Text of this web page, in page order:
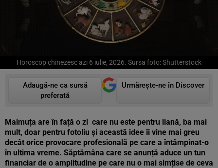
Horoscop chinezesc azi 6 iulie, 2026. Sursa foto: Shutterstock
Adaugă-ne ca sursă
preferată
Urmărește-ne în Discover
Maimuța are în față o zi care nu este pentru liană, ba mai
mult, doar pentru fotoliu și această idee îi vine mai greu
decât orice provocare profesională pe care a întâmpinat-o
în ultima vreme. Săptămâna care se anunță aduce un tun
financiar de o amplitudine pe care nu o mai simțise de ceva